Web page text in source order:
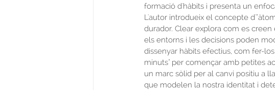
formació d'hàbits i presenta un
L'autor introdueix el concepte
durador. Clear explora com es
els entorns i les decisions poden
dissenyar hàbits efectius, com fer-
minuts" per començar amb petites
un marc sòlid per al canvi positiu a
que modelen la nostra identitat i